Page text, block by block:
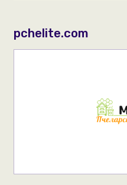
pchelite.com